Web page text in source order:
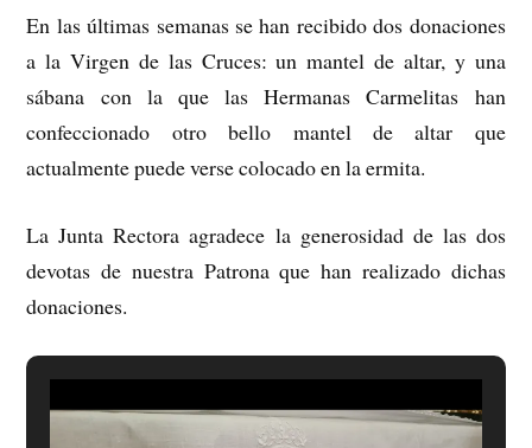
En las últimas semanas se han recibido dos donaciones
a la Virgen de las Cruces: un mantel de altar, y una
sábana con la que las Hermanas Carmelitas han
confeccionado otro bello mantel de altar que
actualmente puede verse colocado en la ermita.
La Junta Rectora agradece la generosidad de las dos
devotas de nuestra Patrona que han realizado dichas
donaciones.